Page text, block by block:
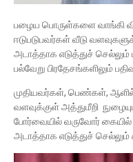
பழைய பொருள்களை வாங்கி
ஈடுபடுபவர்கள் வீடு
அடாத்தாக எடுத்துச்
பல்வேறு பிரதேசங்களிலும்
முதியவர்கள், பெண்கள்,
வளவுக்குள் அத்துமீறி
போர்வையில் வருவோர்
அடாத்தாக எடுத்துச்